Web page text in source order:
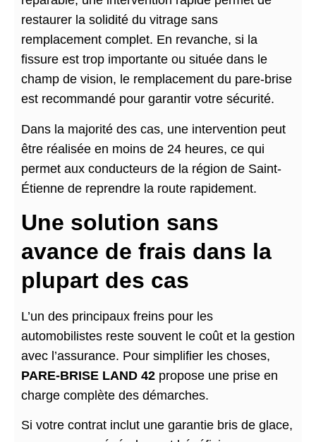
restaurer la solidité du vitrage sans
remplacement complet. En revanche, si la
fissure est trop importante ou située dans le
champ de vision, le remplacement du pare-brise
est recommandé pour garantir votre sécurité.
Dans la majorité des cas, une intervention peut
être réalisée en moins de 24 heures, ce qui
permet aux conducteurs de la région de Saint-
Étienne de reprendre la route rapidement.
Une solution sans
avance de frais dans la
plupart des cas
L’un des principaux freins pour les
automobilistes reste souvent le coût et la gestion
avec l’assurance. Pour simplifier les choses,
PARE-BRISE LAND 42 propose une prise en
charge complète des démarches.
Si votre contrat inclut une garantie bris de glace,